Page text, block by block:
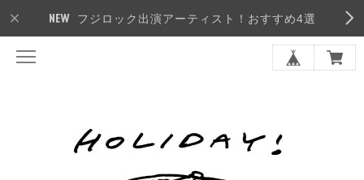
フジロック出演アーティスト！おすすめ4選